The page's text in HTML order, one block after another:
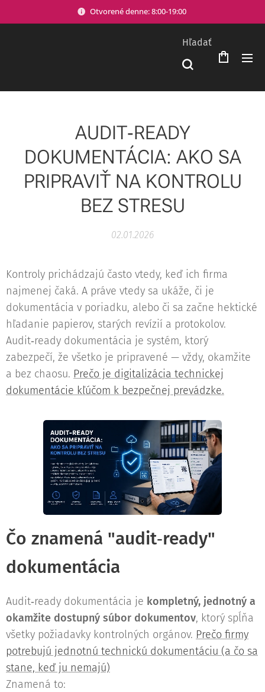
Otvorené denne: 8:00-19:00
Hľadať
AUDIT‑READY
DOKUMENTÁCIA: AKO SA
PRIPRAVIŤ NA KONTROLU
BEZ STRESU
02.01.2026
Kontroly prichádzajú často vtedy, keď ich firma
najmenej čaká. A práve vtedy sa ukáže, či je
dokumentácia v poriadku, alebo či sa začne hektické
hľadanie papierov, starých revízií a protokolov.
Audit‑ready dokumentácia je systém, ktorý
zabezpečí, že všetko je pripravené — vždy, okamžite
a bez chaosu. Prečo je digitalizácia technickej
dokumentácie kľúčom k bezpečnej prevádzke.
Čo znamená "audit‑ready"
dokumentácia
Audit‑ready dokumentácia je kompletný, jednotný a
okamžite dostupný súbor dokumentov, ktorý spĺňa
všetky požiadavky kontrolných orgánov. Prečo firmy
potrebujú jednotnú technickú dokumentáciu (a čo sa
stane, keď ju nemajú)
Znamená to: